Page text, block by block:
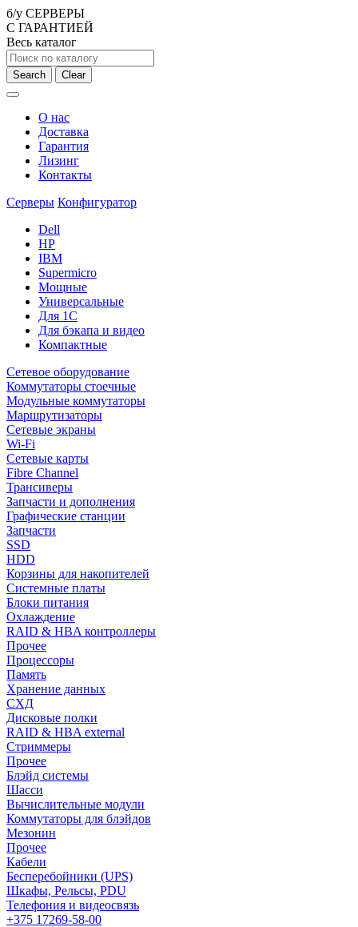
б/у СЕРВЕРЫ
С ГАРАНТИЕЙ
Весь каталог
Search Clear
О нас
Доставка
Гарантия
Лизинг
Контакты
Серверы Конфигуратор
Dell
HP
IBM
Supermicro
Мощные
Универсальные
Для 1С
Для бэкапа и видео
Компактные
Сетевое оборудование
Коммутаторы стоечные
Модульные коммутаторы
Маршрутизаторы
Сетевые экраны
Wi-Fi
Сетевые карты
Fibre Channel
Трансиверы
Запчасти и дополнения
Графические станции
Запчасти
SSD
HDD
Корзины для накопителей
Системные платы
Блоки питания
Охлаждение
RAID & HBA контроллеры
Прочее
Процессоры
Память
Хранение данных
СХД
Дисковые полки
RAID & HBA external
Стриммеры
Прочее
Блэйд системы
Шасси
Вычислительные модули
Коммутаторы для блэйдов
Мезонин
Прочее
Кабели
Бесперебойники (UPS)
Шкафы, Рельсы, PDU
Телефония и видеосвязь
+375 17269-58-00